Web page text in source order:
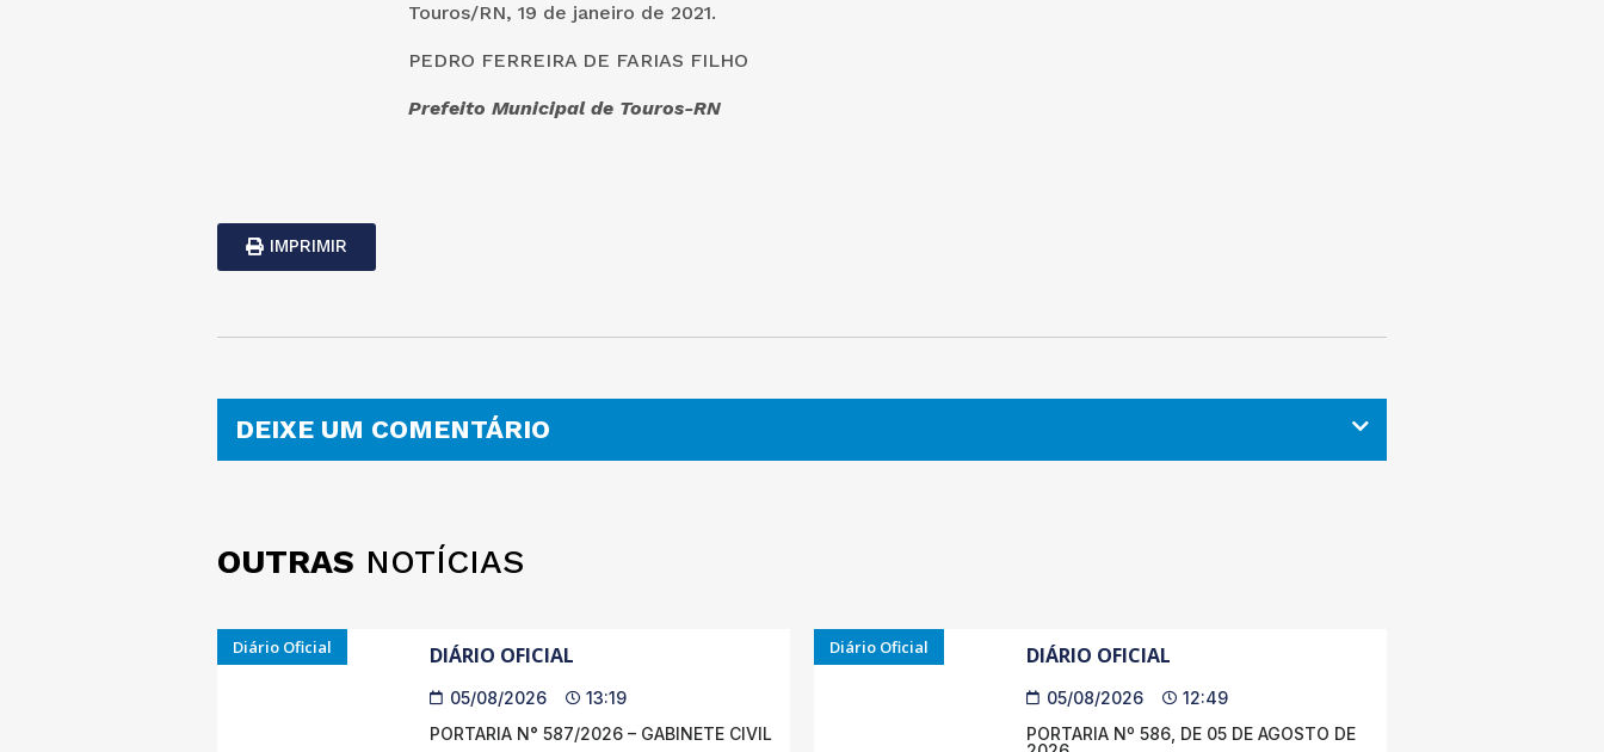
Touros/RN, 19 de janeiro de 2021.
PEDRO FERREIRA DE FARIAS FILHO
Prefeito Municipal de Touros-RN
IMPRIMIR
DEIXE UM COMENTÁRIO
OUTRAS NOTÍCIAS
Diário Oficial DIÁRIO OFICIAL
05/08/2026
13:19
PORTARIA N° 587/2026 – GABINETE CIVIL
Diário Oficial DIÁRIO OFICIAL
05/08/2026
12:49
PORTARIA Nº 586, DE 05 DE AGOSTO DE